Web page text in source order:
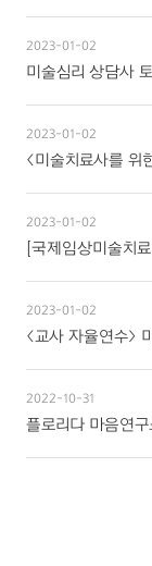
오시는 길
미술심리치료 프
자격증 교육 과정
자격증 보유현황
미술치료 교육연
문의/의
2023-01-02
미술심리 상담사
2023-01-02
<미술치료사를 위
2023-01-02
2023-01-02
<교사 자율연수>
2022-10-31
플로리다 마음연